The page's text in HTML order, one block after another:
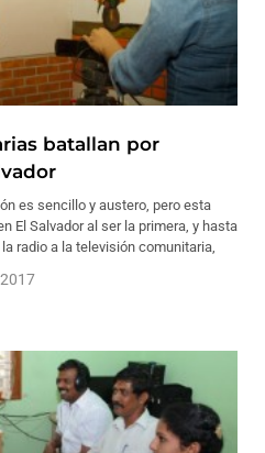
batallan por
es sencillo y austero, pero esta
El Salvador al ser la primera, y hasta
radio a la televisión comunitaria,